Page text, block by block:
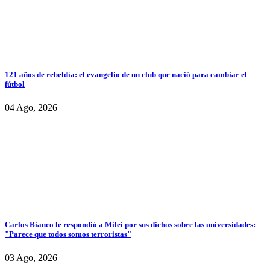
121 años de rebeldía: el evangelio de un club que nació para cambiar el
fútbol
04 Ago, 2026
Carlos Bianco le respondió a Milei por sus dichos sobre las universidades:
"Parece que todos somos terroristas"
03 Ago, 2026